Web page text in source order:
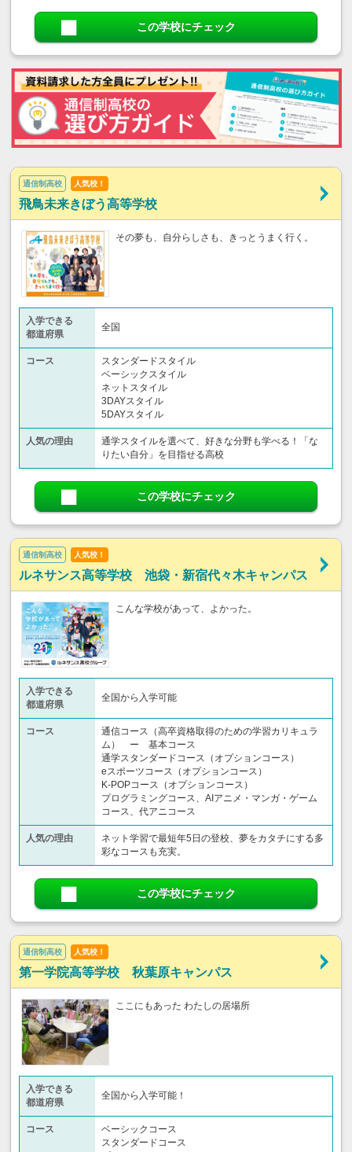
この学校にチェック
通信制高校 人気校！
飛鳥未来きぼう高等学校
その夢も、自分らしさも、きっとうまく行く。
入学できる
都道府県
全国
コース
スタンダードスタイル
ベーシックスタイル
ネットスタイル
3DAYスタイル
5DAYスタイル
人気の理由
通学スタイルを選べて、好きな分野も学べる！「な
りたい自分」を目指せる高校
この学校にチェック
通信制高校 人気校！
ルネサンス高等学校 池袋・新宿代々木キャンパス
こんな学校があって、よかった。
入学できる
都道府県
全国から入学可能
コース
通信コース（高卒資格取得のための学習カリキュラ
ム） ー 基本コース
通学スタンダードコース（オプションコース）
eスポーツコース（オプションコース）
K-POPコース（オプションコース）
プログラミングコース、AIアニメ・マンガ・ゲーム
コース、代アニコース
人気の理由
ネット学習で最短年5日の登校、夢をカタチにする多
彩なコースも充実。
この学校にチェック
通信制高校 人気校！
第一学院高等学校 秋葉原キャンパス
ここにもあった わたしの居場所
入学できる
都道府県
全国から入学可能！
コース
ベーシックコース
スタンダードコース